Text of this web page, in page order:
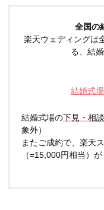
全国の
楽天ウェディングは
る、結
結婚式
結婚式場の下見・相
象外）
またご成約で、楽天
（=15,000円相当）